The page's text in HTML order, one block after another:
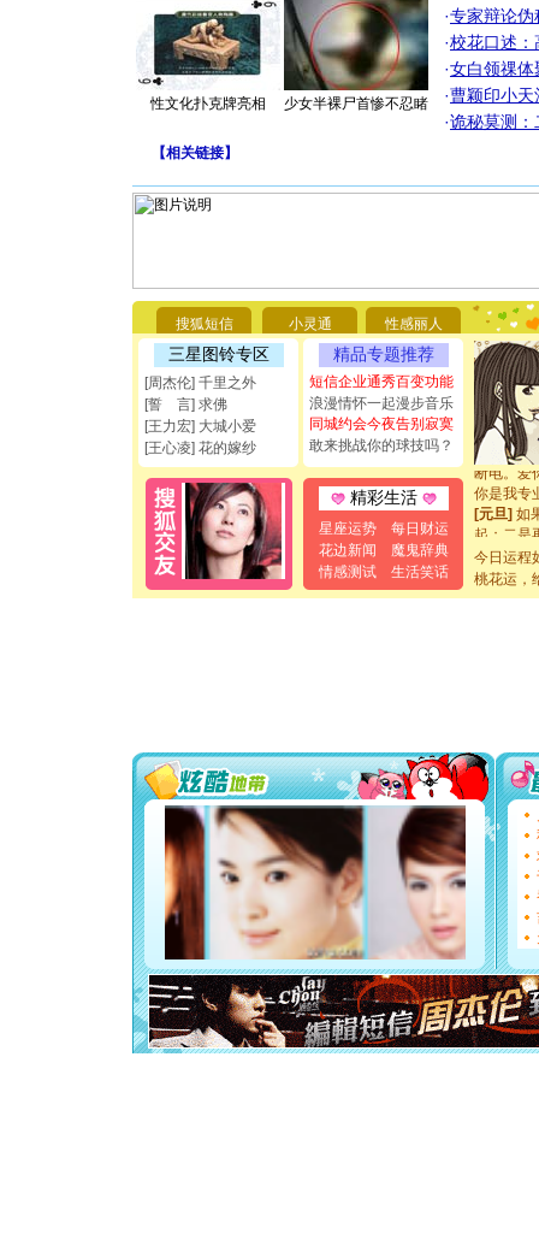
性文化扑克牌亮相 少女半裸尸首惨不忍睹
·专家辩论伪
·校花口述：
·女白领祼体
·曹颖印小天
·诡秘莫测：
【相关链接】
搜狐短信 小灵通 性感丽人
三星图铃专区
[周杰伦] 千里之外
[誓 言] 求佛
[王力宏] 大城小爱
[王心凌] 花的嫁纱
精品专题推荐
短信企业通秀百变功能
浪漫情怀一起漫步音乐
同城约会今夜告别寂寞
敢来挑战你的球技吗？
精彩生活
星座运势
每日财运
花边新闻
魔鬼辞典
情感测试
生活笑话
你太多，
要平安
[圣诞节]
能正大光
都要快乐
[圣诞节]
如意,快
[元旦]看
断电。爱
你是我专
[元旦]如
起；二是
离。水
[元旦]当
泣，这痛
[圣诞节]
你太多，
要平安
[圣诞节]
能正大
都要快乐
[圣诞节]
如意,快
[元旦]
看
断电。
你是我
[元旦]如
起；二是
离。水晶
[元旦]当
泣，这痛
今日运程
桃花运，